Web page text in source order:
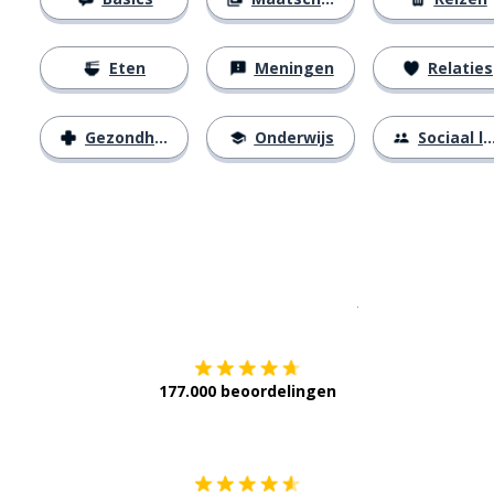
Eten
Gezondheid
Meningen
Onderwijs
Relaties
Sociaal leven
177.000 beoordelingen